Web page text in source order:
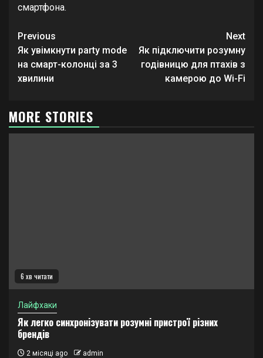
смартфона.
Continue
Reading
Previous
Як увімкнути party mode
на смарт-колонці за 3
хвилини
Next
Як підключити розумну
годівницю для птахів з
камерою до Wi-Fi
MORE STORIES
6 хв читати
Лайфхаки
Як легко синхронізувати розумні пристрої різних
брендів
2 місяці ago admin